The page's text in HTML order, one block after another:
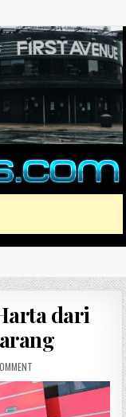
dari